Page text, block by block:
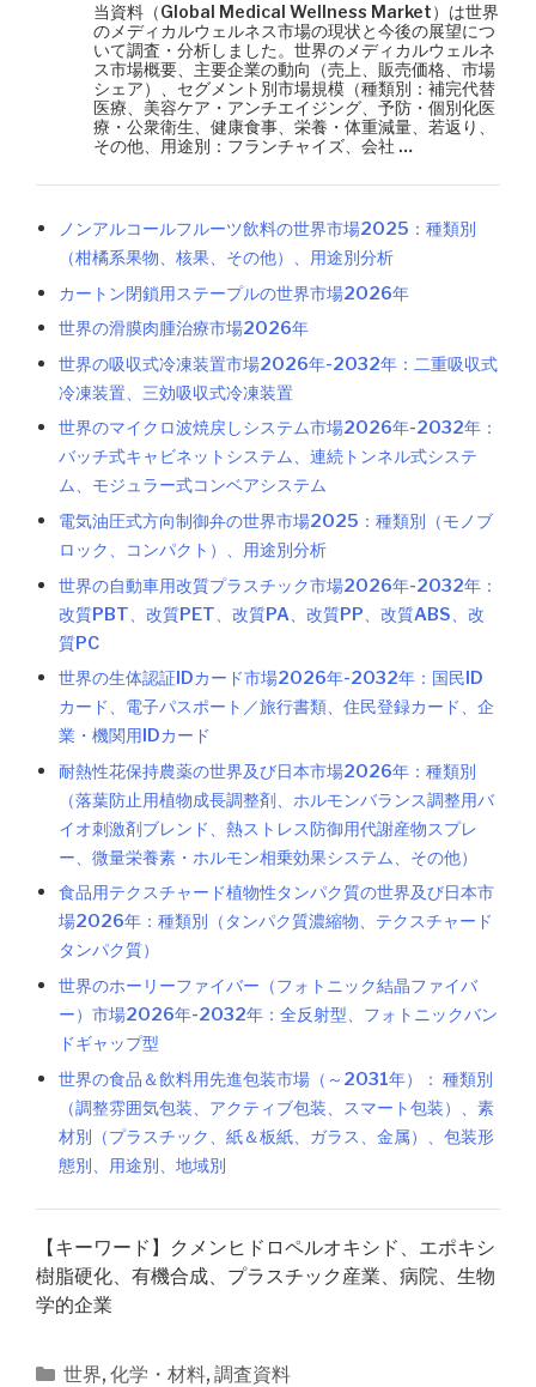
当資料（Global Medical Wellness Market）は世界
のメディカルウェルネス市場の現状と今後の展望につ
いて調査・分析しました。世界のメディカルウェルネ
ス市場概要、主要企業の動向（売上、販売価格、市場
シェア）、セグメント別市場規模（種類別：補完代替
医療、美容ケア・アンチエイジング、予防・個別化医
療・公衆衛生、健康食事、栄養・体重減量、若返り、
その他、用途別：フランチャイズ、会社 …
ノンアルコールフルーツ飲料の世界市場2025：種類別
（柑橘系果物、核果、その他）、用途別分析
カートン閉鎖用ステープルの世界市場2026年
世界の滑膜肉腫治療市場2026年
世界の吸収式冷凍装置市場2026年-2032年：二重吸収式
冷凍装置、三効吸収式冷凍装置
世界のマイクロ波焼戻しシステム市場2026年-2032年：
バッチ式キャビネットシステム、連続トンネル式システ
ム、モジュラー式コンベアシステム
電気油圧式方向制御弁の世界市場2025：種類別（モノブ
ロック、コンパクト）、用途別分析
世界の自動車用改質プラスチック市場2026年-2032年：
改質PBT、改質PET、改質PA、改質PP、改質ABS、改
質PC
世界の生体認証IDカード市場2026年-2032年：国民ID
カード、電子パスポート／旅行書類、住民登録カード、企
業・機関用IDカード
耐熱性花保持農薬の世界及び日本市場2026年：種類別
（落葉防止用植物成長調整剤、ホルモンバランス調整用バ
イオ刺激剤ブレンド、熱ストレス防御用代謝産物スプレ
ー、微量栄養素・ホルモン相乗効果システム、その他）
食品用テクスチャード植物性タンパク質の世界及び日本市
場2026年：種類別（タンパク質濃縮物、テクスチャード
タンパク質）
世界のホーリーファイバー（フォトニック結晶ファイバ
ー）市場2026年-2032年：全反射型、フォトニックバン
ドギャップ型
世界の食品＆飲料用先進包装市場（～2031年）： 種類別
（調整雰囲気包装、アクティブ包装、スマート包装）、素
材別（プラスチック、紙＆板紙、ガラス、金属）、包装形
態別、用途別、地域別
【キーワード】クメンヒドロペルオキシド、エポキシ
樹脂硬化、有機合成、プラスチック産業、病院、生物
学的企業
カ
世界, 化学・材料, 調査資料